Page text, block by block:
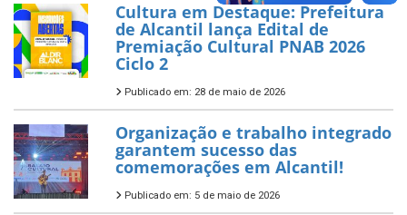
Cultura em Destaque: Prefeitura
de Alcantil lança Edital de
Premiação Cultural PNAB 2026
Ciclo 2
Publicado em: 28 de maio de 2026
Organização e trabalho integrado
garantem sucesso das
comemorações em Alcantil!
Publicado em: 5 de maio de 2026